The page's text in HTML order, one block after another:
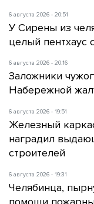
6 августа 2026 - 20:51
У Сирены из
целый пентхаус
6 августа 2026 - 20:16
Заложники
Набережной
6 августа 2026 - 19:51
Железный
наградил
строителей
6 августа 2026 - 19:31
Челябинца,